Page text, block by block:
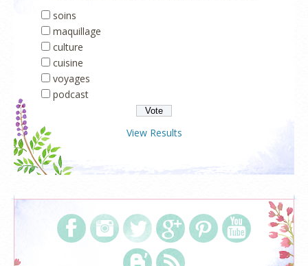
soins
maquillage
culture
cuisine
voyages
podcast
View Results